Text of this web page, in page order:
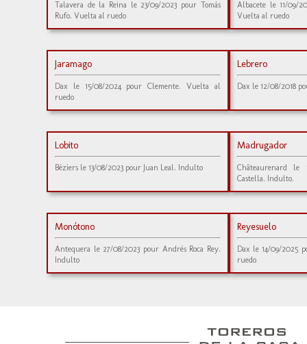
Talavera de la Reina le 23/09/2023 pour Tomás
Rufo. Vuelta al ruedo
Albacete le 11/09/
Vuelta al ruedo
Jaramago
Dax le 15/08/2024 pour Clemente. Vuelta al
ruedo
Lebrero
Dax le 12/08/2018
Lobito
Béziers le 13/08/2023 pour Juan Leal. Indulto
Madrugador
Châteaurenard le
Castella. Indulto.
Monótono
Antequera le 27/08/2023 pour Andrés Roca Rey.
Indulto
Reyesuelo
Dax le 14/09/2025
ruedo